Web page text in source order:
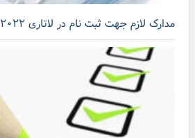
مدارک لازم جهت ثبت نام در لاتاری ۲۰۲۲